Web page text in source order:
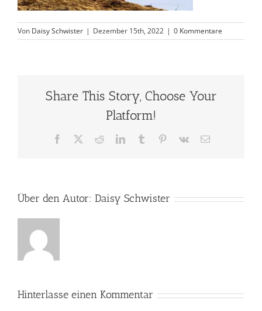
Von Daisy Schwister | Dezember 15th, 2022 | 0 Kommentare
Share This Story, Choose Your
Platform!
Facebook RedditLinkedInTumblr Pinterest
Vk
E-
Über den Autor: Daisy Schwister
Hinterlasse einen Kommentar